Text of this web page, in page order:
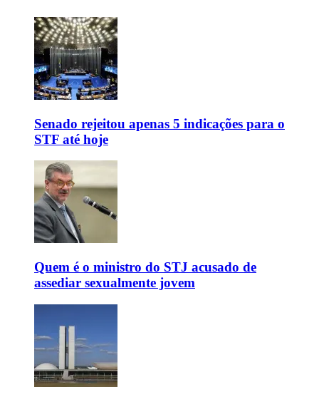
Senado rejeitou apenas 5 indicações para o
STF até hoje
Quem é o ministro do STJ acusado de
assediar sexualmente jovem